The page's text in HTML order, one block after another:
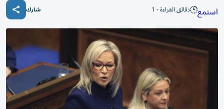
استمع دقائق القراءة - 1 شارك